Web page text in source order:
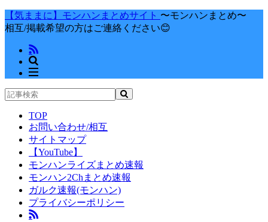
【気ままに】モンハンまとめサイト 〜モンハンまとめ〜
相互/掲載希望の方はご連絡ください😊
TOP
お問い合わせ/相互
サイトマップ
【YouTube】
モンハンライズまとめ速報
モンハン2Chまとめ速報
ガルク速報(モンハン)
プライバシーポリシー